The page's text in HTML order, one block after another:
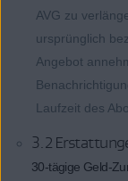
AVG zu
ursprünglich
Angebot
Laufzeit des
3.2
30-tägige Geld-